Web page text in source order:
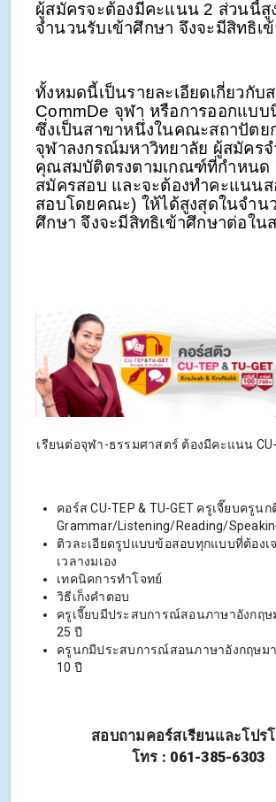
ผู้สมัครจะต้องมีคะแนน 2 ส่วนนี้สู
จำนวนรับเข้าศึกษา จึงจะมีสิทธิเ
ทั้งหมดนี้เป็นรายละเอียดเกี่ยวกับ
CommDe จุฬา หรือการออกแบบ
ซึ่งเป็นสาขาหนึ่งในคณะสถาปัตย
จุฬาลงกรณ์มหาวิทยาลัย ผู้สมัครจ
คุณสมบัติตรงตามเกณฑ์ที่กำหนด
สมัครสอบ และจะต้องทำคะแนน
สอบโดยคณะ) ให้ได้สูงสุดในจำน
ศึกษา จึงจะมีสิทธิเข้าศึกษาต่อใน
เรียนต่อจุฬา-ธรรมศาสตร์ ต้องมีคะแนน CU-
คอร์ส CU-TEP & TU-GET ครูเจี๊ยบครูน
Grammar/Listening/Reading/
ติวละเอียดรูปแบบข้อสอบทุกแบบที่ต้องเ
เวลางมเอง
เทคนิคการทำโจทย์
วิธีเก็งคำตอบ
ครูเจี๊ยบมีประสบการณ์สอนภาษาอังกฤ
25 ปี
ครูนกมีประสบการณ์สอนภาษาอังกฤษม
10 ปี
สอบถามคอร์สเรียนและโปร
โทร : 061-385-6303